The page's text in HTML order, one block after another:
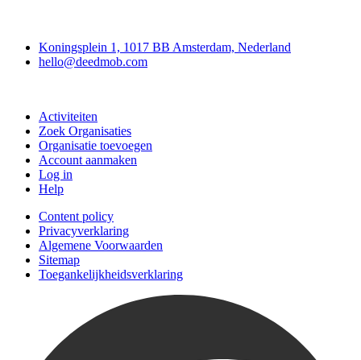
Koningsplein 1, 1017 BB Amsterdam, Nederland
hello@deedmob.com
Activiteiten
Zoek Organisaties
Organisatie toevoegen
Account aanmaken
Log in
Help
Content policy
Privacyverklaring
Algemene Voorwaarden
Sitemap
Toegankelijkheidsverklaring